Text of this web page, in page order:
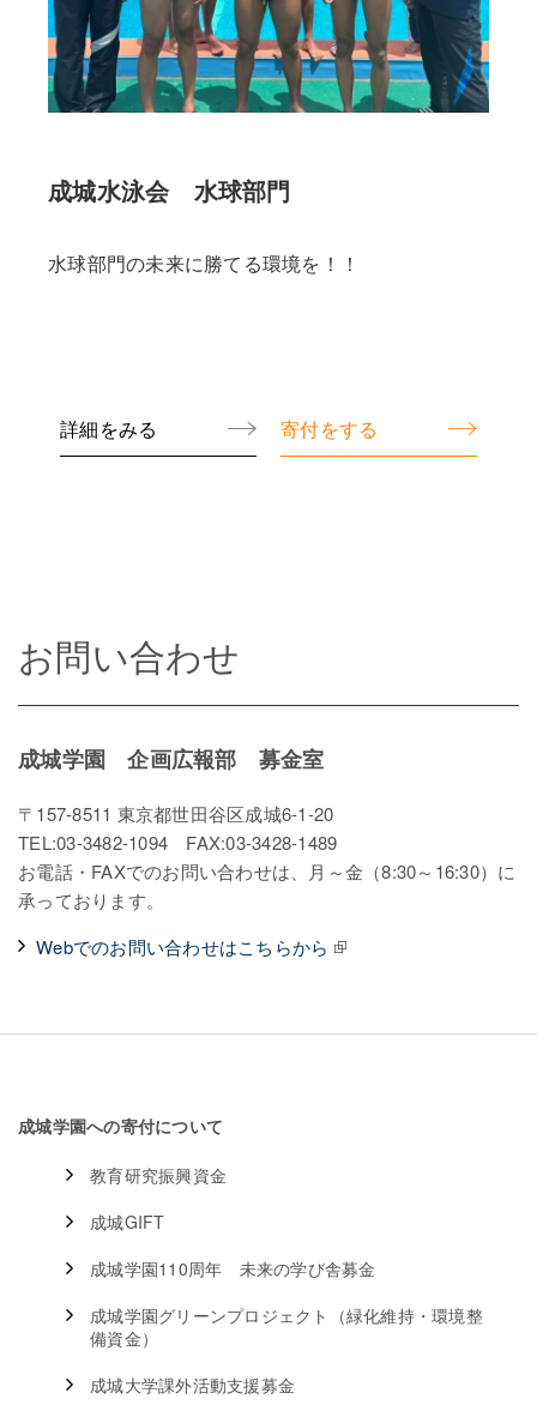
成城水泳会 水球部門
水球部門の未来に勝てる環境を！！
詳細をみる 寄付をする
お問い合わせ
成城学園 企画広報部 募金室
〒157-8511 東京都世田谷区成城6-1-20
TEL:03-3482-1094 FAX:03-3428-1489
お電話・FAXでのお問い合わせは、月～金（8:30～16:30）に
承っております。
Webでのお問い合わせはこちらから
成城学園への寄付について
教育研究振興資金
成城GIFT
成城学園110周年 未来の学び舎募金
成城学園グリーンプロジェクト（緑化維持・環境整
備資金）
成城大学課外活動支援募金